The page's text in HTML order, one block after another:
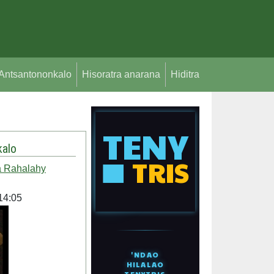
Hisoratra anarana Hiditra
Rahalahy